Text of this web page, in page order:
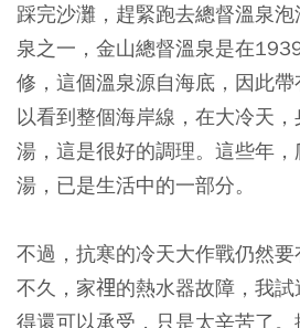
踩完沙灘，趕緊跑去總督溫泉
泉之一，金山總督溫泉是在
修，這個溫泉源自海底，因此
以看到整個海岸線，在大冷天
湯，這是很好的調理。這些年
湯，已是生活中的一部分。
不過，抗寒的冷天大作戰仍然
不久，家𥚃的熱水器故障，我
得還可以承受，只是太辛苦了